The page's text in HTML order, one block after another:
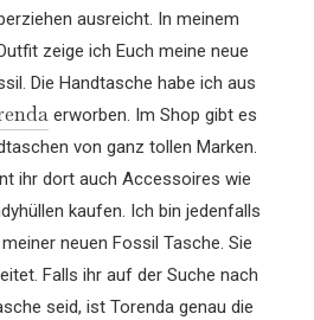
ausreicht. In meinem
zeige ich Euch meine neue
Die Handtasche habe ich aus
erworben. Im Shop gibt es
von ganz tollen Marken.
ihr dort auch Accessoires wie
kaufen. Ich bin jedenfalls
neuen Fossil Tasche. Sie
Falls ihr auf der Suche nach
seid, ist Torenda genau die